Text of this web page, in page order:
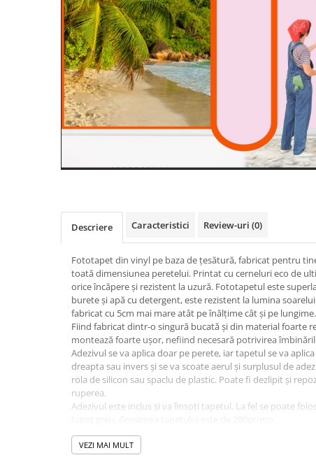
Descriere Caracteristici Review-uri (0)
Fototapet din vinyl pe baza de țesătură, fabricat pentru
toată dimensiunea peretelui. Printat cu cerneluri eco de
orice încăpere și rezistent la uzură. Fototapetul este
burete și apă cu detergent, este rezistent la lumina
fabricat cu 5cm mai mare atât pe înălțime cât și pe lungime.
Fiind fabricat dintr-o singură bucată și din material foarte
montează foarte ușor, nefiind necesară potrivirea
Adezivul se va aplica doar pe perete, iar tapetul se va
dreapta sau invers și se va scoate aerul și surplusul de
rola de silicon sau spaclu de plastic. Poate fi dezlipit și
ruperea.
Adezivul este inclus și va îinsoți tapetul. La fel se poate
Fototapetul va fi expediat intr-un tub de carton care ii va
VEZI MAI MULT